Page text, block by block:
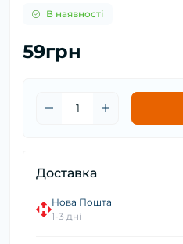
В наявності
59грн
Доставка
Нова Пошта
1-3 дні